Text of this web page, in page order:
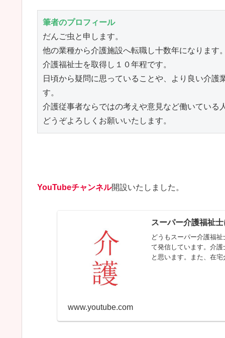
筆者のプロフィール
だんご虫と申します。
他の業種から介護施設へ転職し十数年になります
介護福祉士を取得し１０年程です。
日頃から疑問に思っていることや、より良い介
す。
介護従事者ならではの考えや意見など働いている
どうぞよろしくお願いいたします。
YouTubeチャンネル開設いたしました。
スーパー介護福祉
どうもスーパー介護福
て発信しています。介
と思います。また、在
www.youtube.com